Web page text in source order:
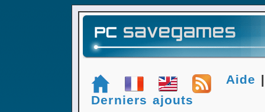
Aide
Derniers ajouts